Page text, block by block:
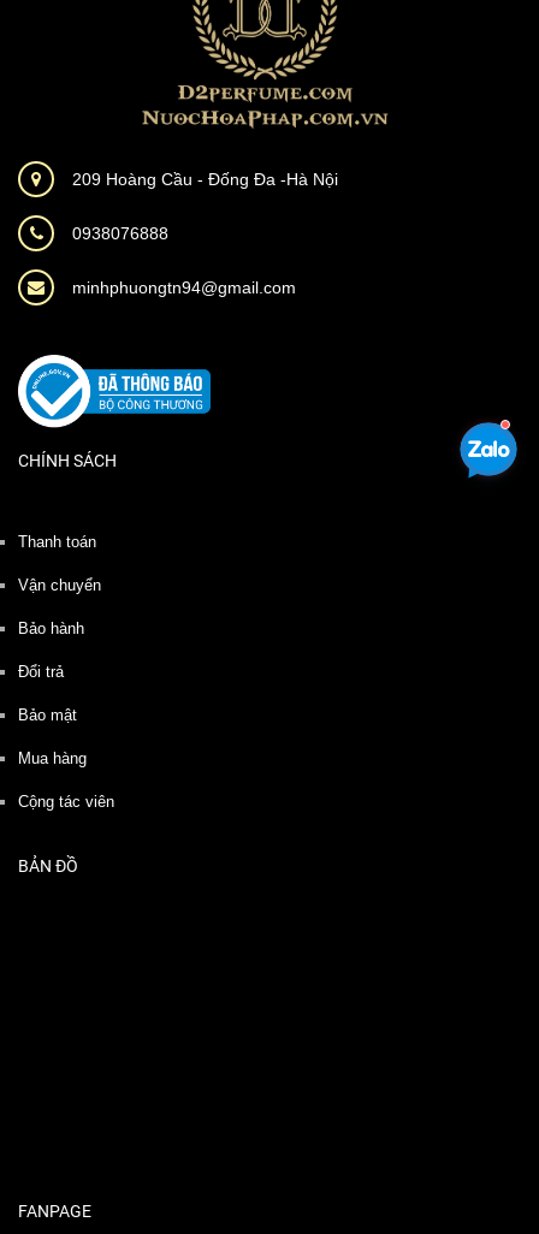
209 Hoàng Cầu - Đống Đa -Hà Nội
0938076888
minhphuongtn94@gmail.com
CHÍNH SÁCH
Thanh toán
Vận chuyển
Bảo hành
Đổi trả
Bảo mật
Mua hàng
Cộng tác viên
BẢN ĐỒ
FANPAGE